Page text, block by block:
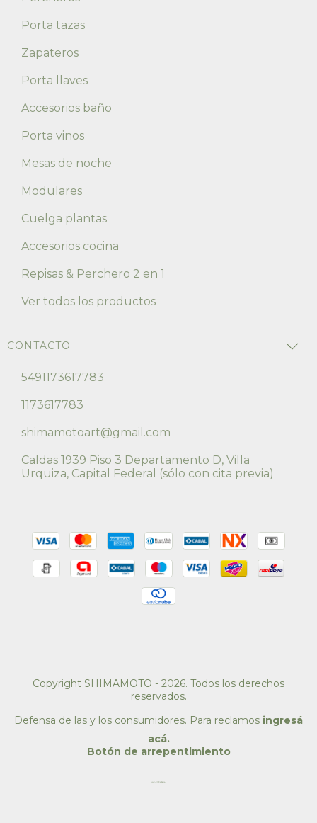
Porta tazas
Zapateros
Porta llaves
Accesorios baño
Porta vinos
Mesas de noche
Modulares
Cuelga plantas
Accesorios cocina
Repisas & Perchero 2 en 1
Ver todos los productos
CONTACTO
5491173617783
1173617783
shimamotoart@gmail.com
Caldas 1939 Piso 3 Departamento D, Villa
Urquiza, Capital Federal (sólo con cita previa)
Copyright SHIMAMOTO - 2026. Todos los derechos
reservados.
Defensa de las y los consumidores. Para reclamos ingresá
acá.
Botón de arrepentimiento